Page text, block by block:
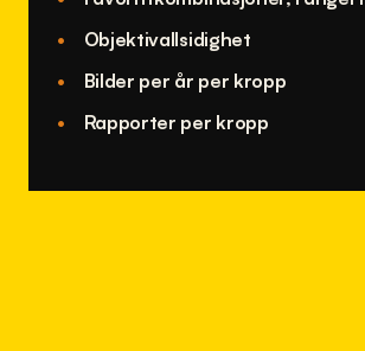
Objektivallsidighet
Bilder per år per kropp
Rapporter per kropp